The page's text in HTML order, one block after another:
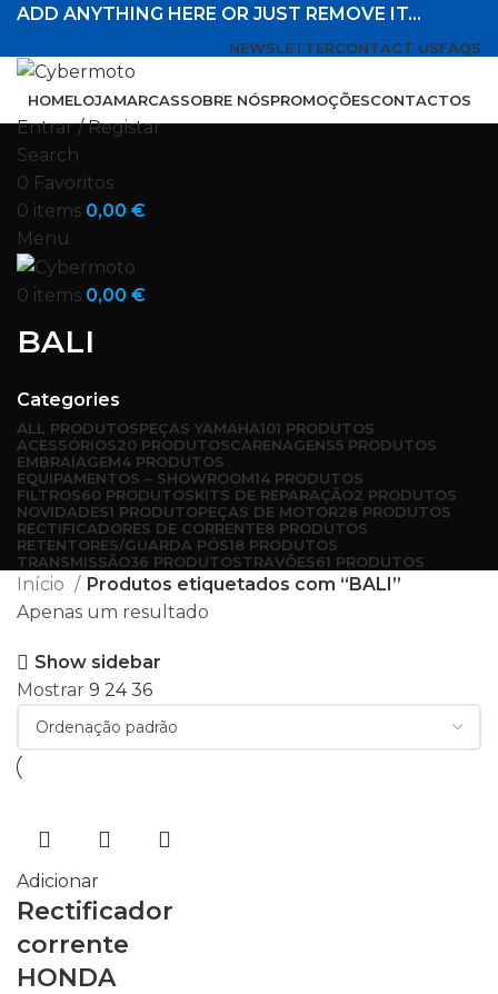
ADD ANYTHING HERE OR JUST REMOVE IT…
NEWSLETTERCONTACT USFAQS
HOMELOJAMARCASSOBRE NÓSPROMOÇÕESCONTACTOS
Entrar / Registar
Search
0 Favoritos
0 items 0,00 €
Menu
0 items 0,00 €
BALI
Categories
ALL PRODUTOSPEÇAS YAMAHA101 PRODUTOS
ACESSÓRIOS20 PRODUTOSCARENAGENS5 PRODUTOS
EMBRAIAGEM4 PRODUTOS
EQUIPAMENTOS – SHOWROOM14 PRODUTOS
FILTROS60 PRODUTOSKITS DE REPARAÇÃO2 PRODUTOS
NOVIDADES1 PRODUTOPEÇAS DE MOTOR28 PRODUTOS
RECTIFICADORES DE CORRENTE8 PRODUTOS
RETENTORES/GUARDA PÓS18 PRODUTOS
TRANSMISSÃO36 PRODUTOSTRAVÕES61 PRODUTOS
Início
Produtos etiquetados com “BALI”
Apenas um resultado
Show sidebar
Mostrar 9 2436
Adicionar
Rectificador
corrente
HONDA